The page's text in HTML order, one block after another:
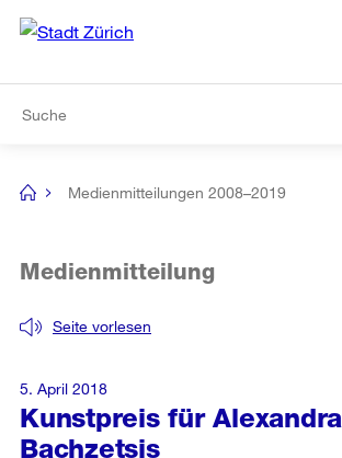
Navigation
[no
Medienmitteilungen 2008–2019
Kunstpreis für Alexandra
Bachzetsis
Seite vorlesen
Medienmitteilung
5. April 2018